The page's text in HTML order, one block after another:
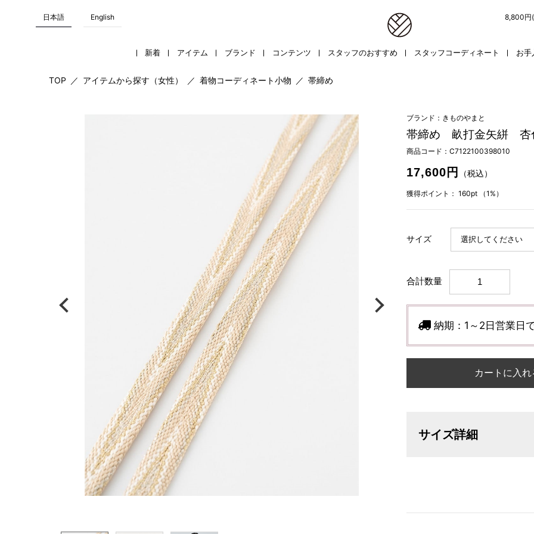
日本語 English 8,800円
新着 アイテム ブランド コンテンツ スタッフのおすすめ スタッフコーディネート お手
TOP ／ アイテムから探す（女性） ／ 着物コーディネート小物 ／ 帯締め
ブランド：きものやまと
帯締め 畝打金矢絣 杏
商品コード： C7122100398010
17,600円 （税込）
獲得ポイント： 160pt （1%）
サイズ
合計数量
納期： 1～2日営業日
カートに入れ
サイズ詳細